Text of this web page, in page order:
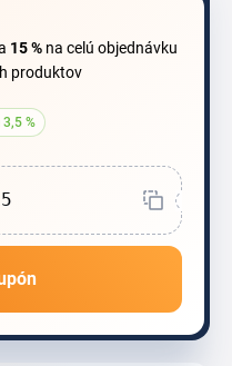
15 % na celú objednávku
produktov
%